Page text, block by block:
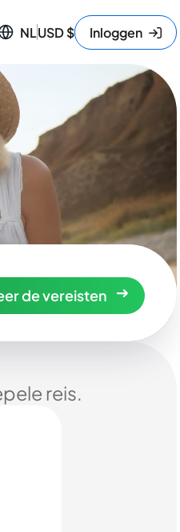
NLUSD$ Inloggen
de vereisten
reis.